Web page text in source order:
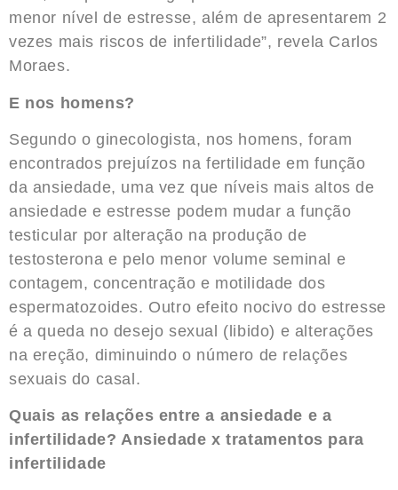
menor nível de estresse, além de apresentarem 2
vezes mais riscos de infertilidade”, revela Carlos
Moraes.
E nos homens?
Segundo o ginecologista, nos homens, foram
encontrados prejuízos na fertilidade em função
da ansiedade, uma vez que níveis mais altos de
ansiedade e estresse podem mudar a função
testicular por alteração na produção de
testosterona e pelo menor volume seminal e
contagem, concentração e motilidade dos
espermatozoides. Outro efeito nocivo do estresse
é a queda no desejo sexual (libido) e alterações
na ereção, diminuindo o número de relações
sexuais do casal.
Quais as relações entre a ansiedade e a
infertilidade? Ansiedade x tratamentos para
infertilidade